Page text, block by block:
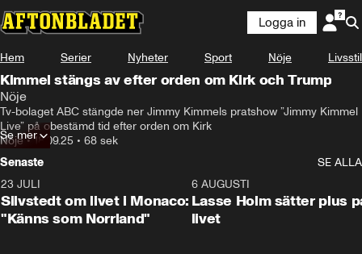
Logga in
Hem Serier Nyheter Sport Nöje Livsstil
Kimmel stängs av efter orden om Kirk och Trump
Nöje
Tv-bolaget ABC stängde ner Jimmy Kimmels pratshow ”Jimmy Kimmel
Live” på obestämd tid efter orden om Kirk
Nöje•18.09.25 • 68 sek
Se mer
Senaste
SE ALLA
23 JULI
Silvstedt om livet i Monaco:
"Känns som Norrland"
6 AUGUSTI
Lasse Holm sätter plus
livet